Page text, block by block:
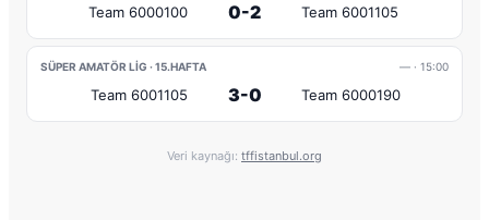
Team 6000100 0-2 Team 6001105
SÜPER AMATÖR LIG · 15.HAFTA — · 15:00
Team 6001105 3-0 Team 6000190
Veri kaynağı: tffistanbul.org